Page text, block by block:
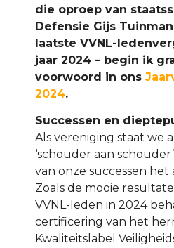
die oproep van
Defensie Gijs
laatste VVNL-
jaar 2024 – begin ik
voorwoord in ons
2024.
Successen en
Als vereniging staat we
‘schouder aan
van onze successen het
Zoals de mooie
VVNL-leden in 2024
certificering van het
Kwaliteitslabel